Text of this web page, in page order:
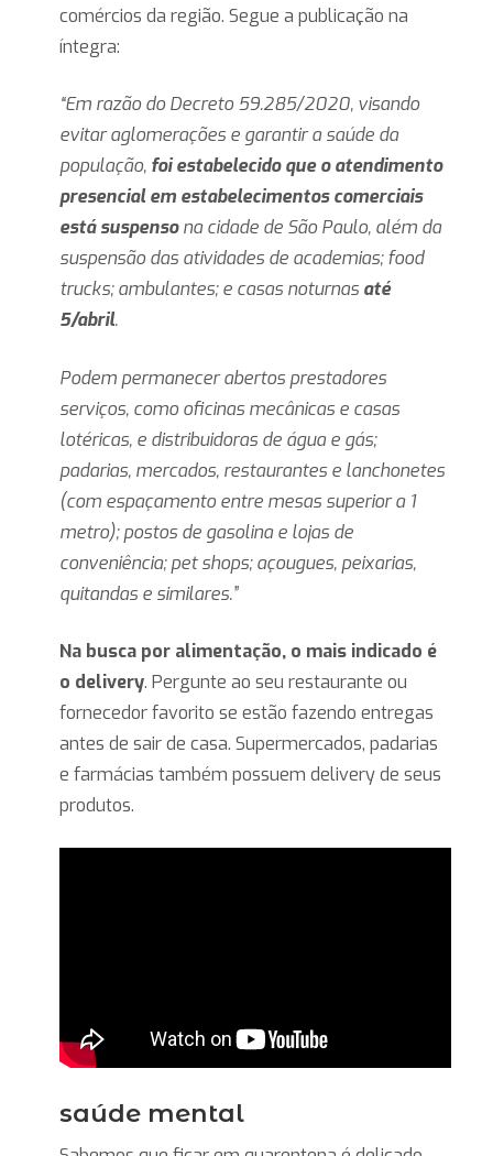
comércios da região. Segue a publicação na
íntegra:
“Em razão do Decreto 59.285/2020, visando
evitar aglomerações e garantir a saúde da
população, foi estabelecido que o atendimento
presencial em estabelecimentos comerciais
está suspensona cidade de São Paulo, além da
suspensão das atividades de academias; food
trucks; ambulantes; e casas noturnas até
5/abril.
Podem permanecer abertos prestadores
serviços, como oficinas mecânicas e casas
lotéricas, e distribuidoras de água e gás;
padarias, mercados, restaurantes e lanchonetes
(com espaçamento entre mesas superior a 1
metro); postos de gasolina e lojas de
conveniência; pet shops; açougues, peixarias,
quitandas e similares.”
Na busca por alimentação, o mais indicado é
o delivery. Pergunte ao seu restaurante ou
fornecedor favorito se estão fazendo entregas
antes de sair de casa. Supermercados, padarias
e farmácias também possuem delivery de seus
produtos.
saúde mental